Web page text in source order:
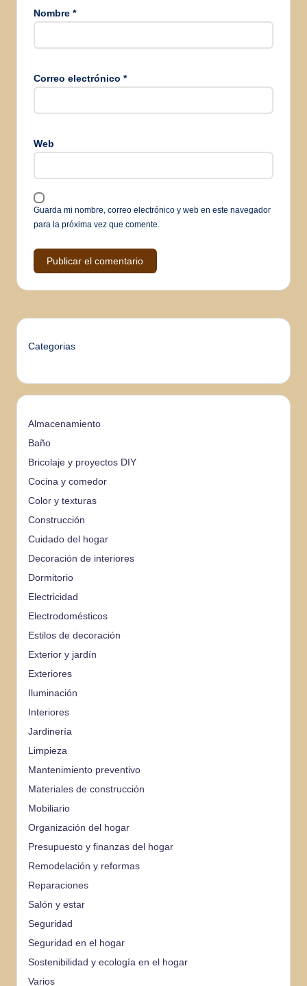
Nombre *
Correo electrónico *
Web
Guarda mi nombre, correo electrónico y web en este navegador
para la próxima vez que comente.
Categorias
Almacenamiento
Baño
Bricolaje y proyectos DIY
Cocina y comedor
Color y texturas
Construcción
Cuidado del hogar
Decoración de interiores
Dormitorio
Electricidad
Electrodomésticos
Estilos de decoración
Exterior y jardín
Exteriores
Iluminación
Interiores
Jardinería
Limpieza
Mantenimiento preventivo
Materiales de construcción
Mobiliario
Organización del hogar
Presupuesto y finanzas del hogar
Remodelación y reformas
Reparaciones
Salón y estar
Seguridad
Seguridad en el hogar
Sostenibilidad y ecología en el hogar
Varios